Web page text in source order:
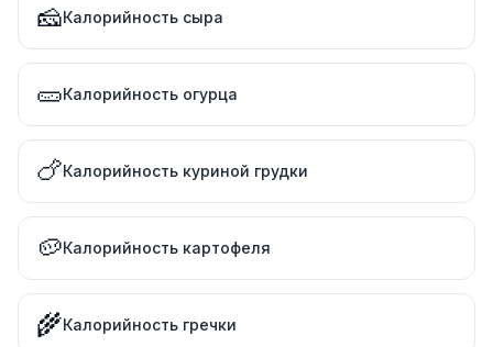
🧀Калорийность сыра
🥒Калорийность огурца
🍗Калорийность куриной грудки
🥔Калорийность картофеля
🌾Калорийность гречки